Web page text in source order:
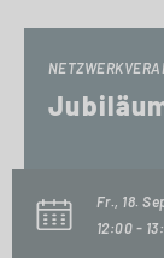
Fr., 18.
12:00 -